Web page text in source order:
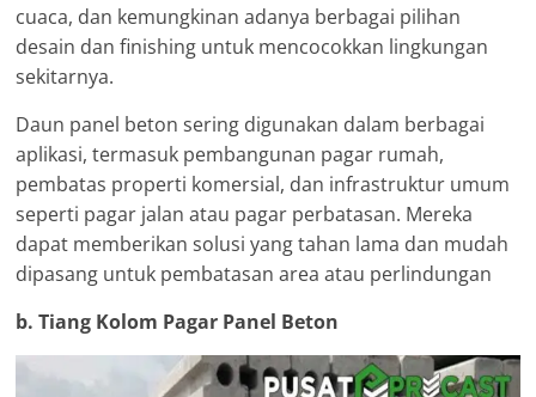
cuaca, dan kemungkinan adanya berbagai pilihan
desain dan finishing untuk mencocokkan lingkungan
sekitarnya.
Daun panel beton sering digunakan dalam berbagai
aplikasi, termasuk pembangunan pagar rumah,
pembatas properti komersial, dan infrastruktur umum
seperti pagar jalan atau pagar perbatasan. Mereka
dapat memberikan solusi yang tahan lama dan mudah
dipasang untuk pembatasan area atau perlindungan
b. Tiang Kolom Pagar Panel Beton